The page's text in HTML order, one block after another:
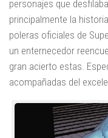
personajes que
principalmente la
poleras oficiales de
un enternecedor
gran acierto estas.
acompañadas del